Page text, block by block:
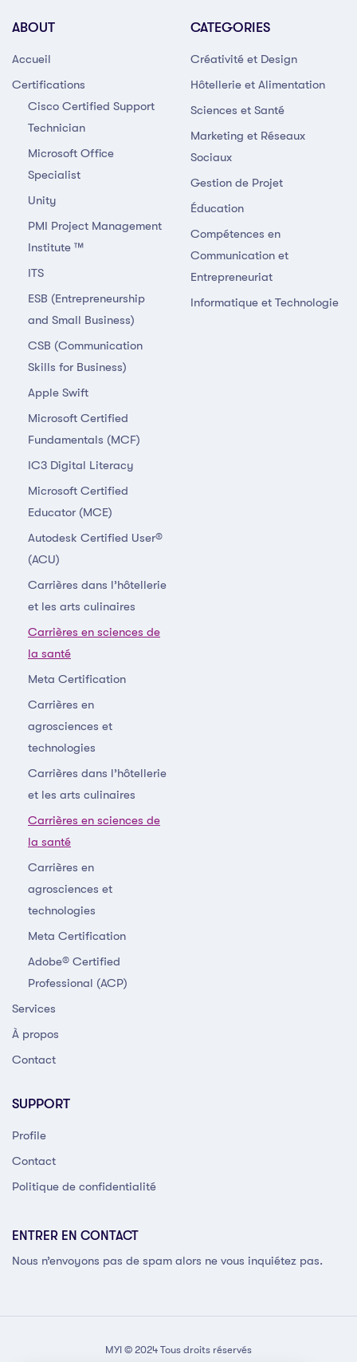
ABOUT
Accueil
Certifications
Cisco Certified Support
Technician
Microsoft Office
Specialist
Unity
PMI Project Management
Institute ™
ITS
ESB (Entrepreneurship
and Small Business)
CSB (Communication
Skills for Business)
Apple Swift
Microsoft Certified
Fundamentals (MCF)
IC3 Digital Literacy
Microsoft Certified
Educator (MCE)
Autodesk Certified User®
(ACU)
Carrières dans l’hôtellerie
et les arts culinaires
Carrières en sciences de
la santé
Meta Certification
Carrières en
agrosciences et
technologies
Carrières dans l’hôtellerie
et les arts culinaires
Carrières en sciences de
la santé
Carrières en
agrosciences et
technologies
Meta Certification
Adobe® Certified
Professional (ACP)
Services
À propos
Contact
CATEGORIES
Créativité et Design
Hôtellerie et Alimentation
Sciences et Santé
Marketing et Réseaux
Sociaux
Gestion de Projet
Éducation
Compétences en
Communication et
Entrepreneuriat
Informatique et Technologie
SUPPORT
Profile
Contact
Politique de confidentialité
ENTRER EN CONTACT
Nous n’envoyons pas de spam alors ne vous inquiétez pas.
MYI © 2024 Tous droits réservés